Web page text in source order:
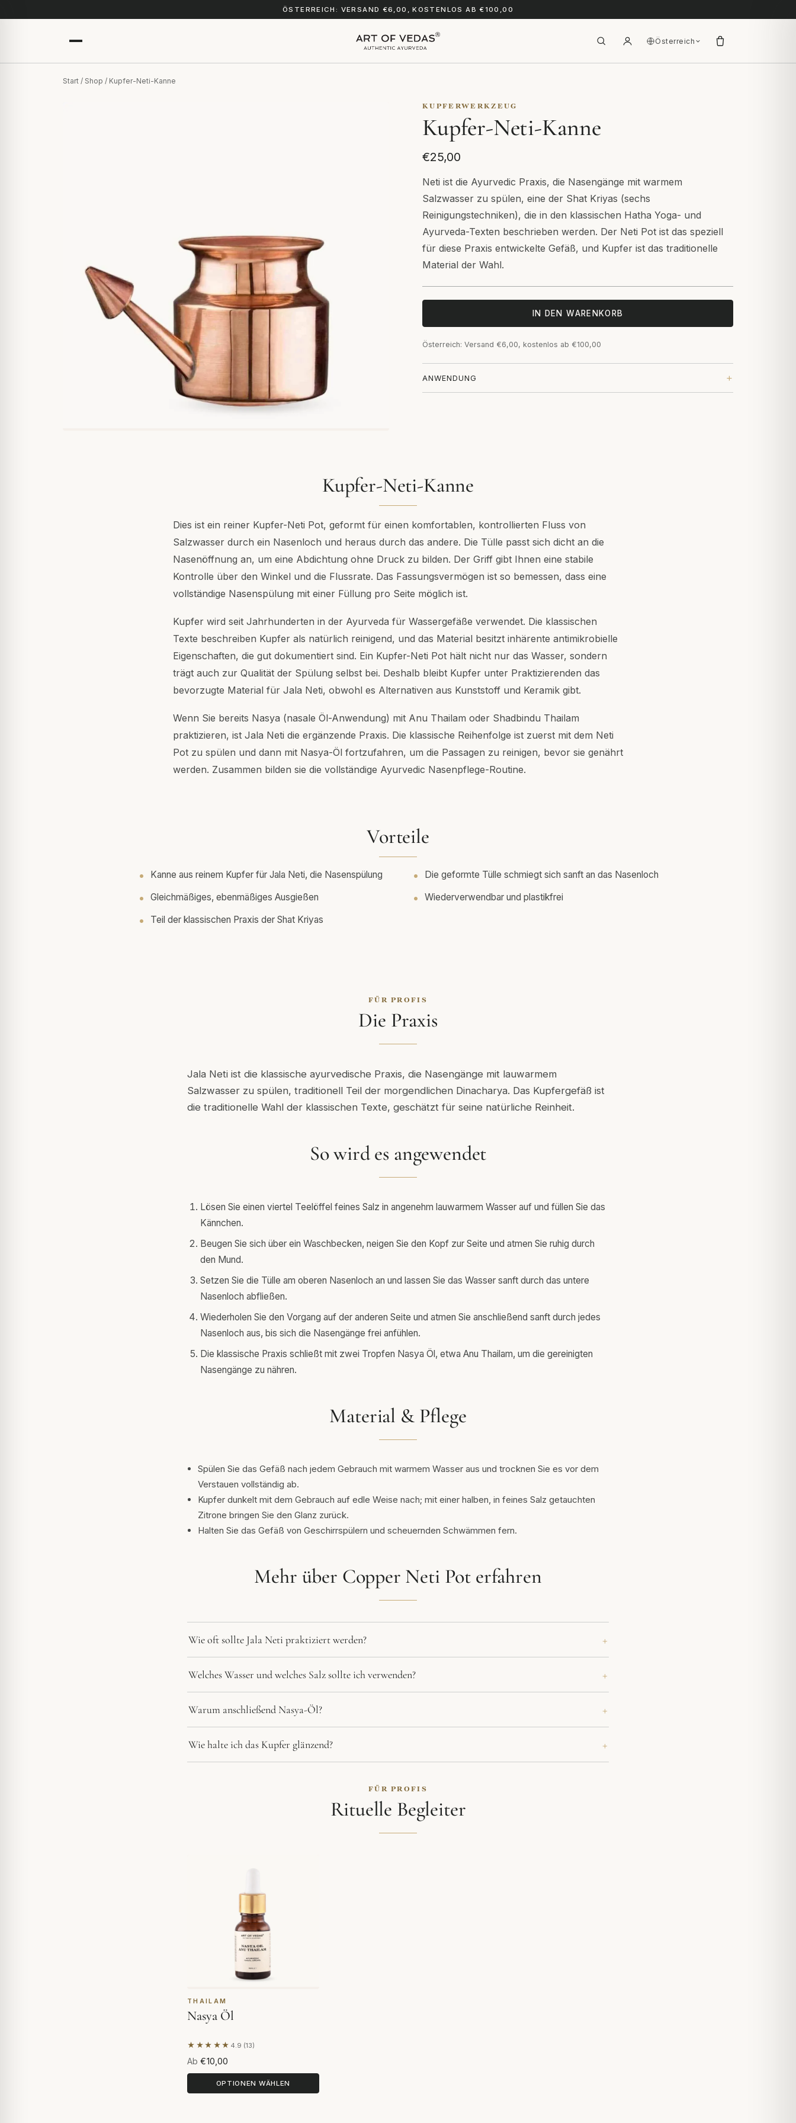
ÖSTERREICH: VERSAND €6,00, KOSTENLOS AB €100,00
Österreich
Start / Shop / Kupfer-Neti-Kanne
KUPFERWERKZEUG
Kupfer-Neti-Kanne
€25,00
Neti ist die Ayurvedic Praxis, die Nasengänge mit warmem
Salzwasser zu spülen, eine der Shat Kriyas (sechs
Reinigungstechniken), die in den klassischen Hatha Yoga- und
Ayurveda-Texten beschrieben werden. Der Neti Pot ist das speziell
für diese Praxis entwickelte Gefäß, und Kupfer ist das traditionelle
Material der Wahl.
IN DEN WARENKORB
Österreich: Versand €6,00, kostenlos ab €100,00
ANWENDUNG
Kupfer-Neti-Kanne
Dies ist ein reiner Kupfer-Neti Pot, geformt für einen komfortablen, kontrollierten Fluss von
Salzwasser durch ein Nasenloch und heraus durch das andere. Die Tülle passt sich dicht an die
Nasenöffnung an, um eine Abdichtung ohne Druck zu bilden. Der Griff gibt Ihnen eine stabile
Kontrolle über den Winkel und die Flussrate. Das Fassungsvermögen ist so bemessen, dass eine
vollständige Nasenspülung mit einer Füllung pro Seite möglich ist.
Kupfer wird seit Jahrhunderten in der Ayurveda für Wassergefäße verwendet. Die klassischen
Texte beschreiben Kupfer als natürlich reinigend, und das Material besitzt inhärente antimikrobielle
Eigenschaften, die gut dokumentiert sind. Ein Kupfer-Neti Pot hält nicht nur das Wasser, sondern
trägt auch zur Qualität der Spülung selbst bei. Deshalb bleibt Kupfer unter Praktizierenden das
bevorzugte Material für Jala Neti, obwohl es Alternativen aus Kunststoff und Keramik gibt.
Wenn Sie bereits Nasya (nasale Öl-Anwendung) mit Anu Thailam oder Shadbindu Thailam
praktizieren, ist Jala Neti die ergänzende Praxis. Die klassische Reihenfolge ist zuerst mit dem Neti
Pot zu spülen und dann mit Nasya-Öl fortzufahren, um die Passagen zu reinigen, bevor sie genährt
werden. Zusammen bilden sie die vollständige Ayurvedic Nasenpflege-Routine.
Vorteile
Kanne aus reinem Kupfer für Jala Neti, die Nasenspülung
Die geformte Tülle schmiegt sich sanft an das Nasenloch
Gleichmäßiges, ebenmäßiges Ausgießen
Wiederverwendbar und plastikfrei
Teil der klassischen Praxis der Shat Kriyas
FÜR PROFIS
Die Praxis
Jala Neti ist die klassische ayurvedische Praxis, die Nasengänge mit lauwarmem
Salzwasser zu spülen, traditionell Teil der morgendlichen Dinacharya. Das Kupfergefäß ist
die traditionelle Wahl der klassischen Texte, geschätzt für seine natürliche Reinheit.
So wird es angewendet
Lösen Sie einen viertel Teelöffel feines Salz in angenehm lauwarmem Wasser auf und füllen Sie das
Kännchen.
Beugen Sie sich über ein Waschbecken, neigen Sie den Kopf zur Seite und atmen Sie ruhig durch
den Mund.
Setzen Sie die Tülle am oberen Nasenloch an und lassen Sie das Wasser sanft durch das untere
Nasenloch abfließen.
Wiederholen Sie den Vorgang auf der anderen Seite und atmen Sie anschließend sanft durch jedes
Nasenloch aus, bis sich die Nasengänge frei anfühlen.
Die klassische Praxis schließt mit zwei Tropfen Nasya Öl, etwa Anu Thailam, um die gereinigten
Nasengänge zu nähren.
Material & Pflege
Spülen Sie das Gefäß nach jedem Gebrauch mit warmem Wasser aus und trocknen Sie es vor dem
Verstauen vollständig ab.
Kupfer dunkelt mit dem Gebrauch auf edle Weise nach; mit einer halben, in feines Salz getauchten
Zitrone bringen Sie den Glanz zurück.
Halten Sie das Gefäß von Geschirrspülern und scheuernden Schwämmen fern.
Mehr über Copper Neti Pot erfahren
Wie oft sollte Jala Neti praktiziert werden?
Welches Wasser und welches Salz sollte ich verwenden?
Warum anschließend Nasya-Öl?
Wie halte ich das Kupfer glänzend?
FÜR PROFIS
Rituelle Begleiter
THAILAM
Nasya Öl
★★★★★ 4.9 (13)
Basierend auf 13 Bewertungen
Ab €10,00
OPTIONEN WÄHLEN